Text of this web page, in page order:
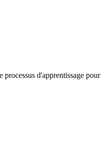
d'apprentissage pour